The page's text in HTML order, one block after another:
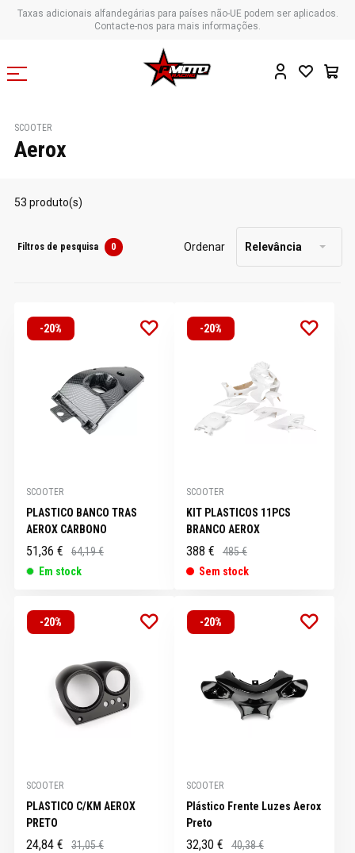
Taxas adicionais alfandegárias para países não-UE podem ser aplicados.
Contacte-nos para mais informações.
SCOOTER
Aerox
53 produto(s)
Filtros de pesquisa 0 Ordenar Relevância
-20%
SCOOTER
PLASTICO BANCO TRAS
AEROX CARBONO
51,36 €
64,19 €
Em stock
-20%
SCOOTER
KIT PLASTICOS 11PCS
BRANCO AEROX
388 €
485 €
Sem stock
-20%
SCOOTER
PLASTICO C/KM AEROX
PRETO
24,84 €
31,05 €
-20%
SCOOTER
Plástico Frente Luzes Aerox
Preto
32,30 €
40,38 €